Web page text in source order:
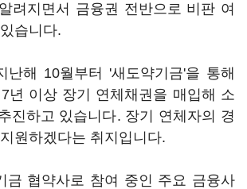
려지면서 금융권 전반으로 비판 여
습니다.
난해 10월부터 '새도약기금'을 통해
년 이상 장기 연체채권을 매입해 소
진하고 있습니다. 장기 연체자의 경
원하겠다는 취지입니다.
금 협약사로 참여 중인 주요 금융사